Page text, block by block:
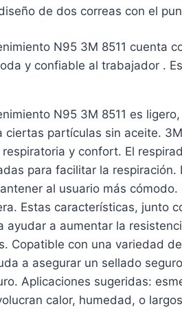
de dos correas con el
N95 3M 8511 cuenta
y confiable al trabajador .
N95 3M 8511 es
partículas sin aceite.
y confort. El
para facilitar la
al usuario más
Estas características, junto
ayudar a aumentar la
Copatible con una variedad
a asegurar un sellado
Aplicaciones sugeridas:
calor, humedad, o